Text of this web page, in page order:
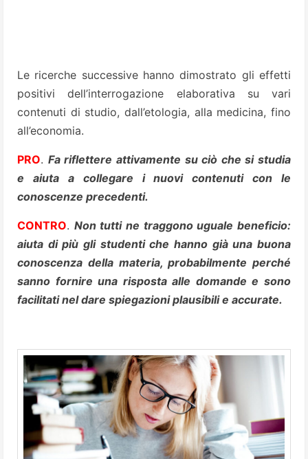
Le ricerche successive hanno dimostrato gli effetti
positivi dell’interrogazione elaborativa su vari
contenuti di studio, dall’etologia, alla medicina, fino
all’economia.
PRO. Fa riflettere attivamente su ciò che si studia
e aiuta a collegare i nuovi contenuti con le
conoscenze precedenti.
CONTRO. Non tutti ne traggono uguale beneficio:
aiuta di più gli studenti che hanno già una buona
conoscenza della materia, probabilmente perché
sanno fornire una risposta alle domande e sono
facilitati nel dare spiegazioni plausibili e accurate.